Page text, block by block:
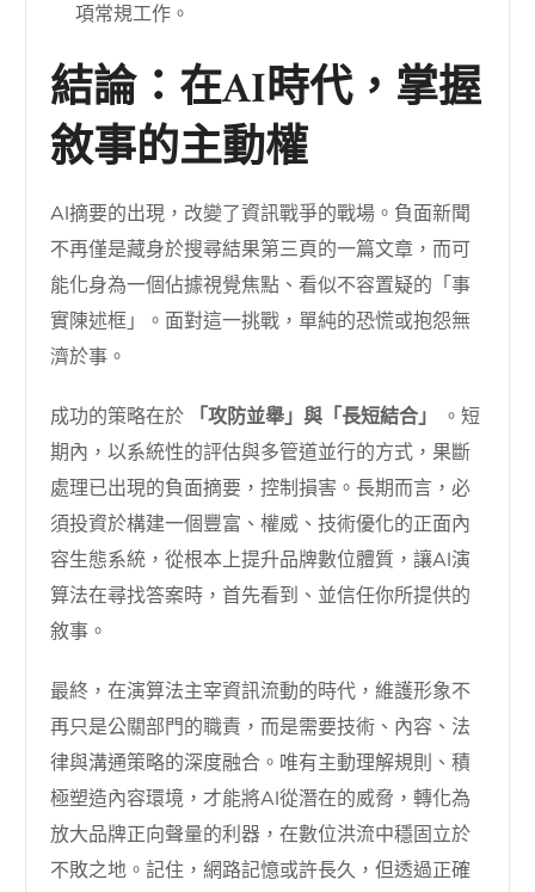
項常規工作。
結論：在AI時代，掌握
敘事的主動權
AI摘要的出現，改變了資訊戰爭的戰場。負面新聞
不再僅是藏身於搜尋結果第三頁的一篇文章，而可
能化身為一個佔據視覺焦點、看似不容置疑的「事
實陳述框」。面對這一挑戰，單純的恐慌或抱怨無
濟於事。
成功的策略在於 「攻防並舉」與「長短結合」
。短
期內，以系統性的評估與多管道並行的方式，果斷
處理已出現的負面摘要，控制損害。長期而言，必
須投資於構建一個豐富、權威、技術優化的正面內
容生態系統，從根本上提升品牌數位體質，讓AI演
算法在尋找答案時，首先看到、並信任你所提供的
敘事。
最終，在演算法主宰資訊流動的時代，維護形象不
再只是公關部門的職責，而是需要技術、內容、法
律與溝通策略的深度融合。唯有主動理解規則、積
極塑造內容環境，才能將AI從潛在的威脅，轉化為
放大品牌正向聲量的利器，在數位洪流中穩固立於
不敗之地。記住，網路記憶或許長久，但透過正確